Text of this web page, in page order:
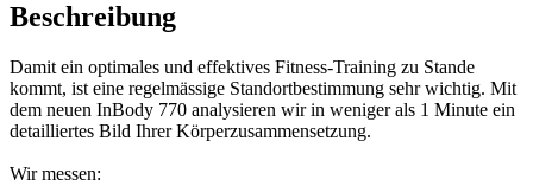
Beschreibung
Damit ein optimales und effektives Fitness-Training zu Stande
kommt, ist eine regelmässige Standortbestimmung sehr wichtig. Mit
dem neuen InBody 770 analysieren wir in weniger als 1 Minute ein
detailliertes Bild Ihrer Körperzusammensetzung.
Wir messen: